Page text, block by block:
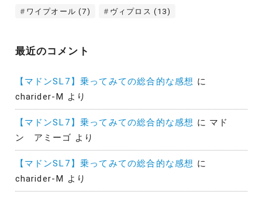
ワイプオール (7) ヴィプロス (13)
最近のコメント
【マドンSL7】乗ってみての総合的な感想 に
charider-M より
【マドンSL7】乗ってみての総合的な感想 に マド
ン アミーゴ より
【マドンSL7】乗ってみての総合的な感想 に
charider-M より